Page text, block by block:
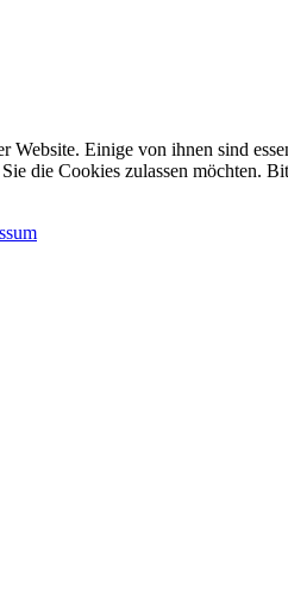
Website. Einige von ihnen sind
die Cookies zulassen möchten.